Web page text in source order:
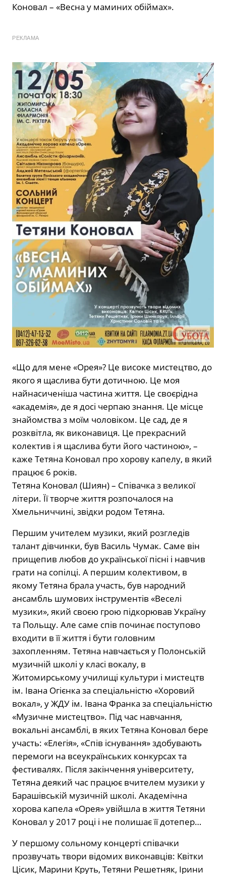
Коновал – «Весна у маминих обіймах».
РЕКЛАМА
«Що для мене «Орея»? Це високе мистецтво, до
якого я щаслива бути дотичною. Це моя
найнасиченіша частина життя. Це своєрідна
«академія», де я досі черпаю знання. Це місце
знайомства з моїм чоловіком. Це сад, де я
розквітла, як виконавиця. Це прекрасний
колектив і я щаслива бути його частиною», –
каже Тетяна Коновал про хорову капелу, в який
працює 6 років.
Тетяна Коновал (Шиян) – Співачка з великої
літери. Її творче життя розпочалося на
Хмельниччині, звідки родом Тетяна.
Першим учителем музики, який розгледів
талант дівчинки, був Василь Чумак. Саме він
прищепив любов до української пісні і навчив
грати на сопілці. А першим колективом, в
якому Тетяна брала участь, був народний
ансамбль шумових інструментів «Веселі
музики», який своєю грою підкорював Україну
та Польщу. Але саме спів починає поступово
входити в її життя і бути головним
захопленням. Тетяна навчається у Полонській
музичній школі у класі вокалу, в
Житомирському училищі культури і мистецтв
ім. Івана Огієнка за спеціальністю «Хоровий
вокал», у ЖДУ ім. Івана Франка за спеціальністю
«Музичне мистецтво». Під час навчання,
вокальні ансамблі, в яких Тетяна Коновал бере
участь: «Елегія», «Спів існування» здобувають
перемоги на всеукраїнських конкурсах та
фестивалях. Після закінчення університету,
Тетяна деякий час працює вчителем музики у
Барашівській музичній школі. Академічна
хорова капела «Орея» увійшла в життя Тетяни
Коновал у 2017 році і не полишає її дотепер…
У першому сольному концерті співачки
прозвучать твори відомих виконавців: Квітки
Цісик, Марини Круть, Тетяни Решетняк, Ірини